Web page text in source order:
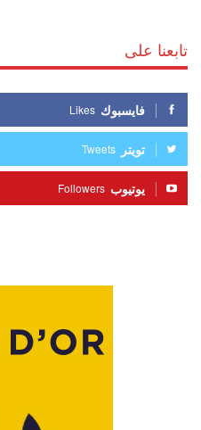
تابعنا على
فايسبوك Likes
تويتر Tweets
يوتيوب Followers